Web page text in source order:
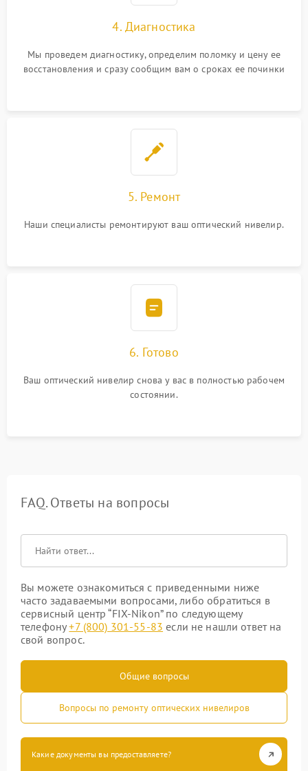
4. Диагностика
Мы проведем диагностику, определим поломку и цену ее
восстановления и сразу сообщим вам о сроках ее починки
5. Ремонт
Наши специалисты ремонтируют ваш оптический нивелир.
6. Готово
Ваш оптический нивелир снова у вас в полностью рабочем
состоянии.
FAQ. Ответы на вопросы
Вы можете ознакомиться с приведенными ниже
часто задаваемыми вопросами, либо обратиться в
сервисный центр “FIX-Nikon” по следующему
телефону+7 (800) 301-55-83 если не нашли ответ на
свой вопрос.
Общие вопросы
Вопросы по ремонту оптических нивелиров
Какие документы вы предоставляете?